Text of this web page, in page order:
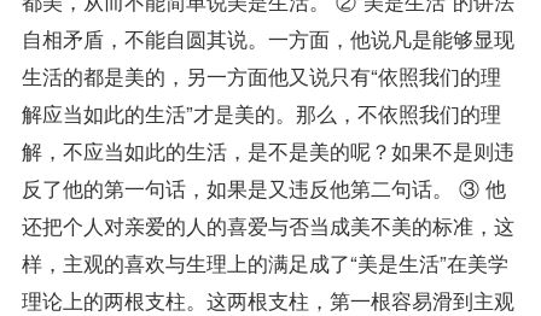
自相矛盾，不能自圆其说。一方面，他说凡是能够显现
生活的都是美的，另一方面他又说只有“依照我们的理
解应当如此的生活”才是美的。那么，不依照我们的理
解，不应当如此的生活，是不是美的呢？如果不是则违
反了他的第一句话，如果是又违反他第二句话。 ③ 他
还把个人对亲爱的人的喜爱与否当成美不美的标准，这
样，主观的喜欢与生理上的满足成了“美是生活”在美学
理论上的两根支柱。这两根支柱，第一根容易滑到主观